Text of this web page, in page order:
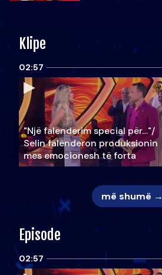
Klipe
02:57
"Një falenderim special për…"/
Selin falënderon produksionin
mes emocionesh të forta
më shumë →
Episode
02:57